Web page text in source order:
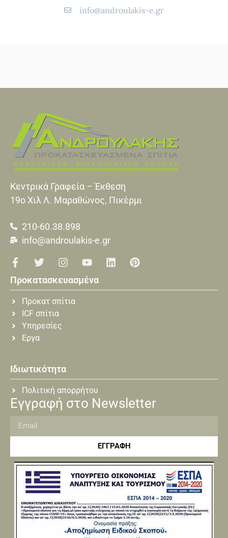
info@androulakis-e.gr
Κεντρικά Γραφεία – Έκθεση
19o Xιλ Λ. Μαραθώνος, Πικέρμι
210-60.38.898
info@androulakis-e.gr
Προκατασκευασμένα
Προκατ σπίτια
ICF σπίτια
Υπηρεσίες
Εργα
Ιδιωτικότητα
Πολιτική απορρήτου
Εγγραφή στο Newsletter
ΕΓΓΡΑΦΗ